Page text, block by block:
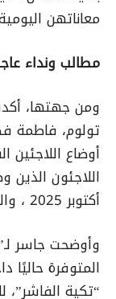
معاناتهن
مطالب ونداء
ومن جهتها،
تولوم، فاطمة
أوضاع
اللاجئون
أكتوبر 2025 ، والذين يواجهون الظروف ذاتها.
وأوضحت جاسر
المتوفرة
“تكية